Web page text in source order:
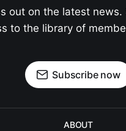
out on the latest news.
to the library of
Subscribe now
ABOUT